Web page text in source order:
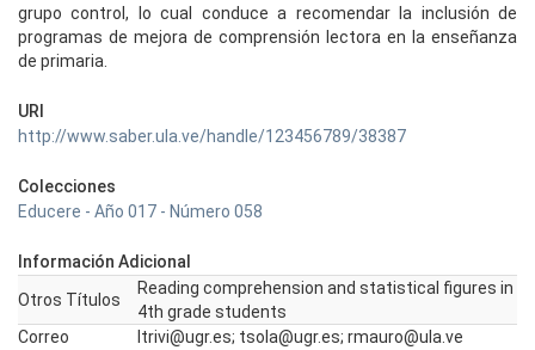
grupo control, lo cual conduce a recomendar la inclusión de
programas de mejora de comprensión lectora en la enseñanza
de primaria.
URI
http://www.saber.ula.ve/handle/123456789/38387
Colecciones
Educere - Año 017 - Número 058
Información Adicional
Otros Títulos
Reading comprehension and statistical figures in
4th grade students
Correo
ltrivi@ugr.es; tsola@ugr.es; rmauro@ula.ve